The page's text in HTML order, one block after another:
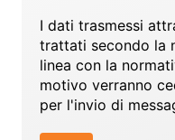
I dati trasmessi
trattati secondo la
linea con la
motivo verranno
per l'invio di